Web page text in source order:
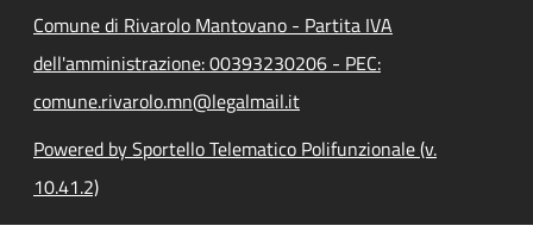
Comune di Rivarolo Mantovano - Partita IVA
dell'amministrazione: 00393230206 - PEC:
comune.rivarolo.mn@legalmail.it
Powered by Sportello Telematico Polifunzionale (v.
10.41.2)